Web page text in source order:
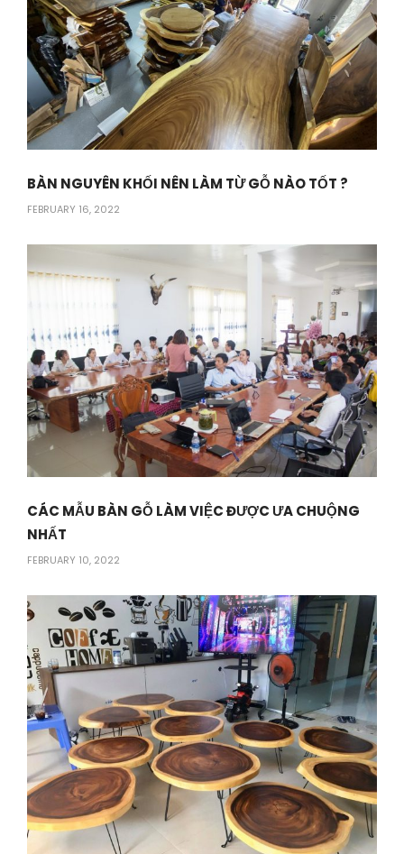
BÀN NGUYÊN KHỐI NÊN LÀM TỪ GỖ NÀO TỐT ?
FEBRUARY 16, 2022
CÁC MẪU BÀN GỖ LÀM VIỆC ĐƯỢC ƯA CHUỘNG
NHẤT
FEBRUARY 10, 2022